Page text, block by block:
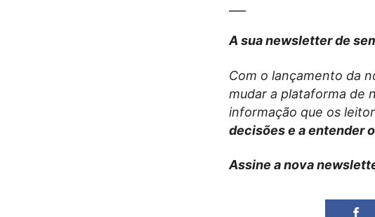
A sua newsletter de
Com o lançamento da
mudar a plataforma de
informação que os
decisões e a entender
Assine a nova